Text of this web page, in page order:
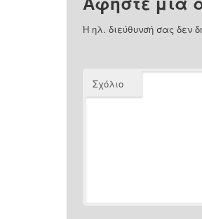
Η ηλ. διεύθυνσή σας δεν
Σχόλιο